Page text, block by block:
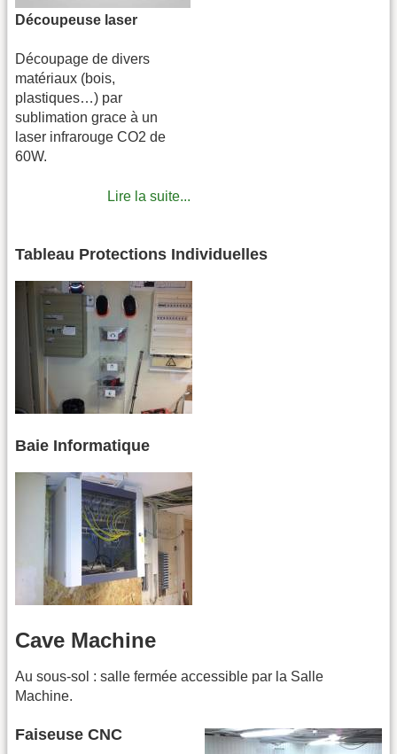
Découpeuse laser
Découpage de divers
matériaux (bois,
plastiques…) par
sublimation grace à un
laser infrarouge CO2 de
60W.
Lire la suite...
Tableau Protections Individuelles
Baie Informatique
Cave Machine
Au sous-sol : salle fermée accessible par la Salle
Machine.
Faiseuse CNC